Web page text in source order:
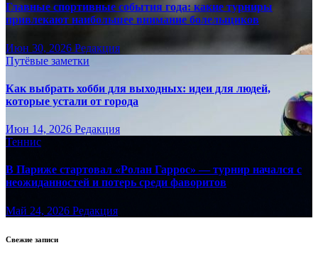
Главные спортивные события года: какие турниры
привлекают наибольшее внимание болельщиков
Июн 30, 2026 Редакция
Путёвые заметки
Как выбрать хобби для выходных: идеи для людей,
которые устали от города
Июн 14, 2026 Редакция
Теннис
В Париже стартовал «Ролан Гаррос» — турнир начался с
неожиданностей и потерь среди фаворитов
Май 24, 2026 Редакция
Свежие записи